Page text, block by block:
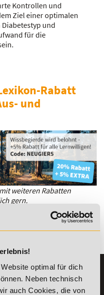
optimal für dich
Neben technisch
auch Cookies, die von
Kontrollen und
Ziel einer optimalen
und
für die
Rabatt
und
weiteren Rabatten
gern.
INFORMATIONEN
Die Academy